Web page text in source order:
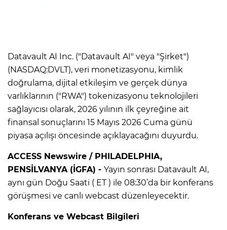
Datavault AI Inc. ("Datavault AI" veya "Şirket")
(NASDAQ:DVLT), veri monetizasyonu, kimlik
doğrulama, dijital etkileşim ve gerçek dünya
varlıklarının ("RWA") tokenizasyonu teknolojileri
sağlayıcısı olarak, 2026 yılının ilk çeyreğine ait
finansal sonuçlarını 15 Mayıs 2026 Cuma günü
piyasa açılışı öncesinde açıklayacağını duyurdu.
ACCESS Newswire / PHILADELPHIA,
PENSİLVANYA (İGFA) - Yayın sonrası Datavault AI,
aynı gün Doğu Saati ( ET ) ile 08:30’da bir konferans
görüşmesi ve canlı webcast düzenleyecektir.
Konferans ve Webcast Bilgileri